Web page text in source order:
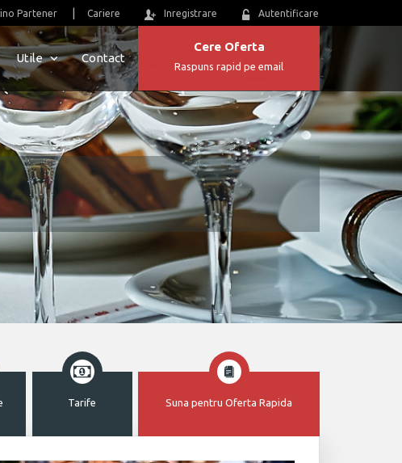
Partener Cariere Inregistrare Autentificare
Utile Contact
Cere Oferta
Raspuns rapid pe email
Tarife Suna pentru Oferta Rapida